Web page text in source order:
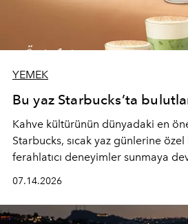
YEMEK
Bu yaz Starbucks’ta
Kahve kültürünün dünyadaki en
Starbucks, sıcak yaz günlerine
ferahlatıcı deneyimler sunmaya
yepyeni Cloud Frappuccino®
07.14.2026